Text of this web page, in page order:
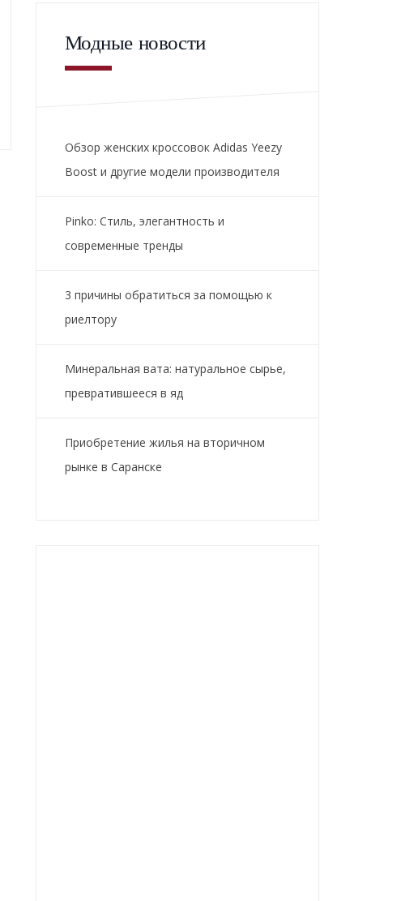
Модные новости
Обзор женских кроссовок Adidas Yeezy
Boost и другие модели производителя
Pinko: Стиль, элегантность и
современные тренды
3 причины обратиться за помощью к
риелтору
Минеральная вата: натуральное сырье,
превратившееся в яд
Приобретение жилья на вторичном
рынке в Саранске